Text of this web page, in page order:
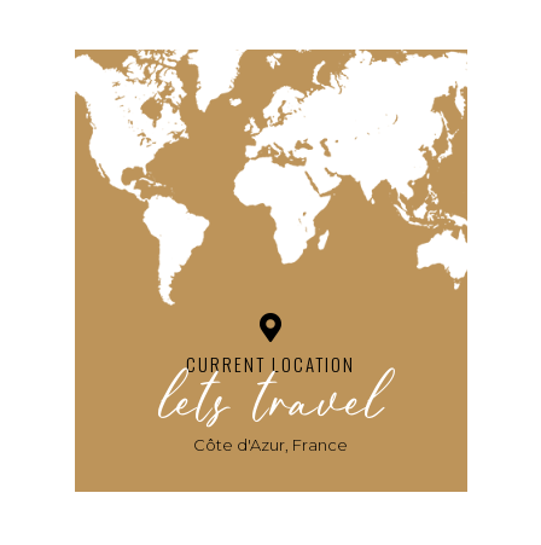
CURRENT LOCATION
lets travel
Côte d'Azur, France